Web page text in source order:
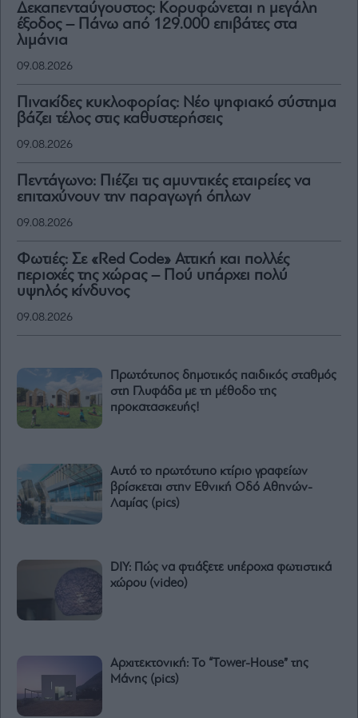
Δεκαπενταύγουστος: Κορυφώνεται η μεγάλη
έξοδος – Πάνω από 129.000 επιβάτες στα
λιμάνια
09.08.2026
Πινακίδες κυκλοφορίας: Νέο ψηφιακό σύστημα
βάζει τέλος στις καθυστερήσεις
09.08.2026
Πεντάγωνο: Πιέζει τις αμυντικές εταιρείες να
επιταχύνουν την παραγωγή όπλων
09.08.2026
Φωτιές: Σε «Red Code» Αττική και πολλές
περιοχές της χώρας – Πού υπάρχει πολύ
υψηλός κίνδυνος
09.08.2026
Πρωτότυπος δημοτικός παιδικός σταθμός
στη Γλυφάδα με τη μέθοδο της
προκατασκευής!
Αυτό το πρωτότυπο κτίριο γραφείων
βρίσκεται στην Eθνική Oδό Αθηνών-
Λαμίας (pics)
DIY: Πώς να φτιάξετε υπέροχα φωτιστικά
χώρου (video)
Αρχιτεκτονική: To “Τοwer-House” της
Μάνης (pics)